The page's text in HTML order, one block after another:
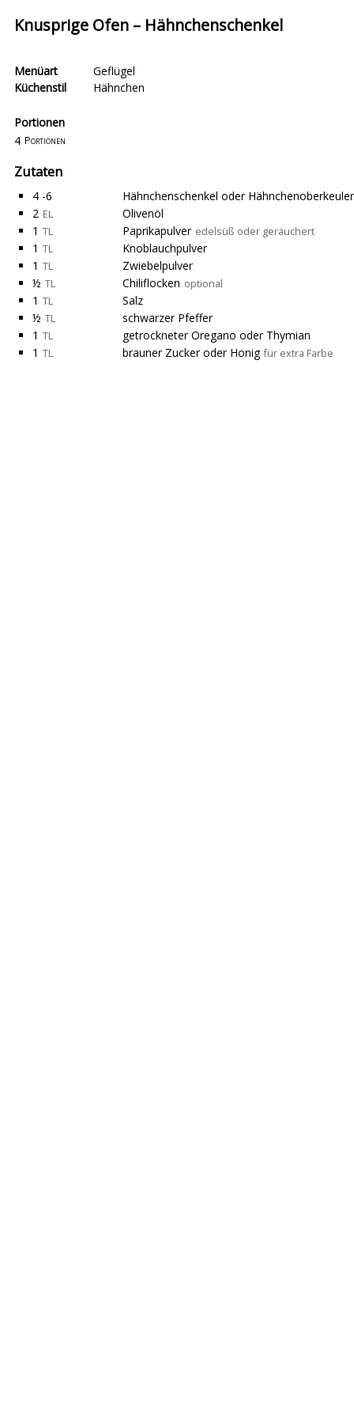
Knusprige Ofen – Hähnchenschenkel
Menüart
Geflügel
Küchenstil
Hähnchen
Portionen
4 Portionen
Zutaten
4 -6
Hähnchenschenkel oder
2 EL
Olivenöl
1 TL Paprikapulver edelsüß oder geräuchert
1 TL
Knoblauchpulver
1 TL
Zwiebelpulver
½ TL Chiliflocken optional
1 TL
Salz
½ TL
schwarzer Pfeffer
1 TL
getrockneter Oregano oder Thymian
1 TL brauner Zucker oder Honig für extra Farbe